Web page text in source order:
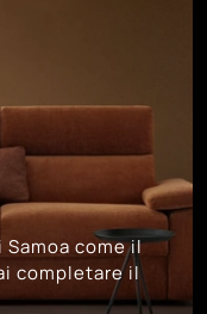
come il
completare il